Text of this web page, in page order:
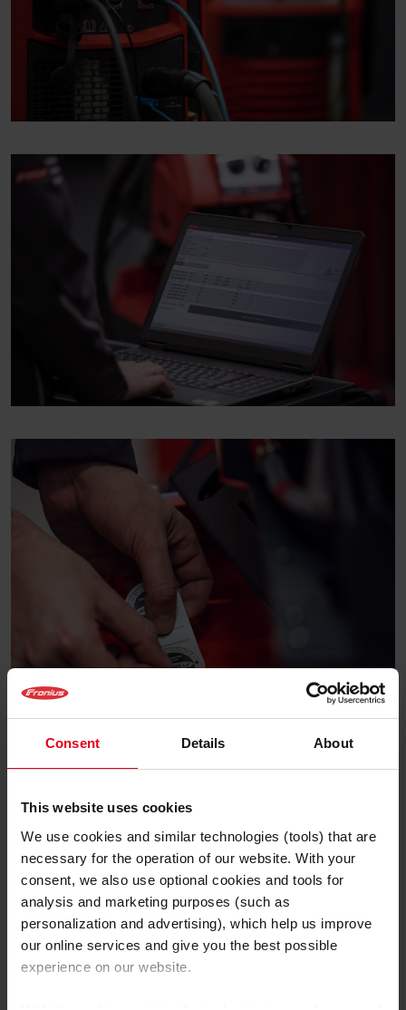
Consent Details About
This website uses cookies
We use cookies and similar technologies (tools) that are
necessary for the operation of our website. With your
consent, we also use optional cookies and tools for
analysis and marketing purposes (such as
personalization and advertising), which help us improve
our online services and give you the best possible
experience on our website.
službách.